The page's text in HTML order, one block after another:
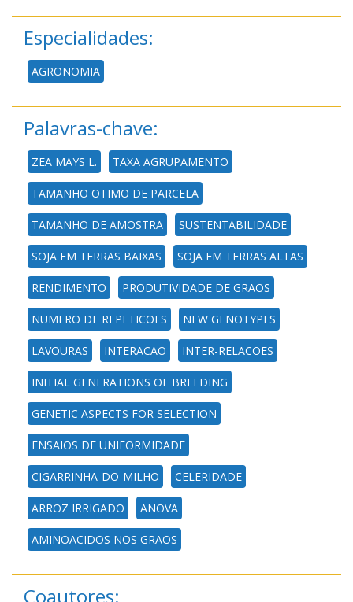
Especialidades:
AGRONOMIA
Palavras-chave:
ZEA MAYS L. TAXA AGRUPAMENTO
TAMANHO OTIMO DE PARCELA
TAMANHO DE AMOSTRA SUSTENTABILIDADE
SOJA EM TERRAS BAIXAS SOJA EM TERRAS ALTAS
RENDIMENTO PRODUTIVIDADE DE GRAOS
NUMERO DE REPETICOES NEW GENOTYPES
LAVOURAS INTERACAO INTER-RELACOES
INITIAL GENERATIONS OF BREEDING
GENETIC ASPECTS FOR SELECTION
ENSAIOS DE UNIFORMIDADE
CIGARRINHA-DO-MILHO CELERIDADE
ARROZ IRRIGADO ANOVA
AMINOACIDOS NOS GRAOS
Coautores: